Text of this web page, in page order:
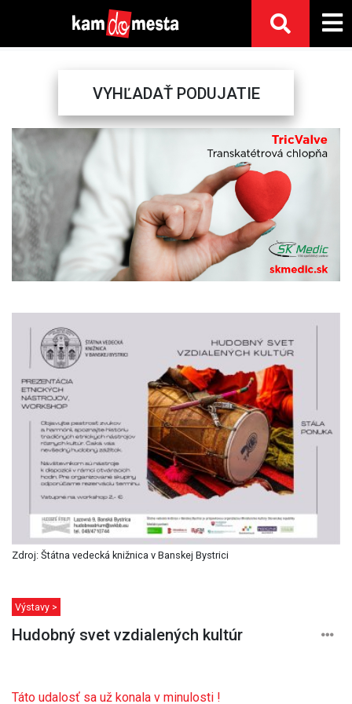
VYHĽADAŤ PODUJATIE
Previous
Zdroj: Štátna vedecká knižnica v Banskej Bystrici
Výstavy >
Hudobný svet vzdialených kultúr
Táto udalosť sa už konala v minulosti !